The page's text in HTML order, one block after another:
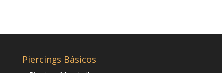
Piercings Básicos